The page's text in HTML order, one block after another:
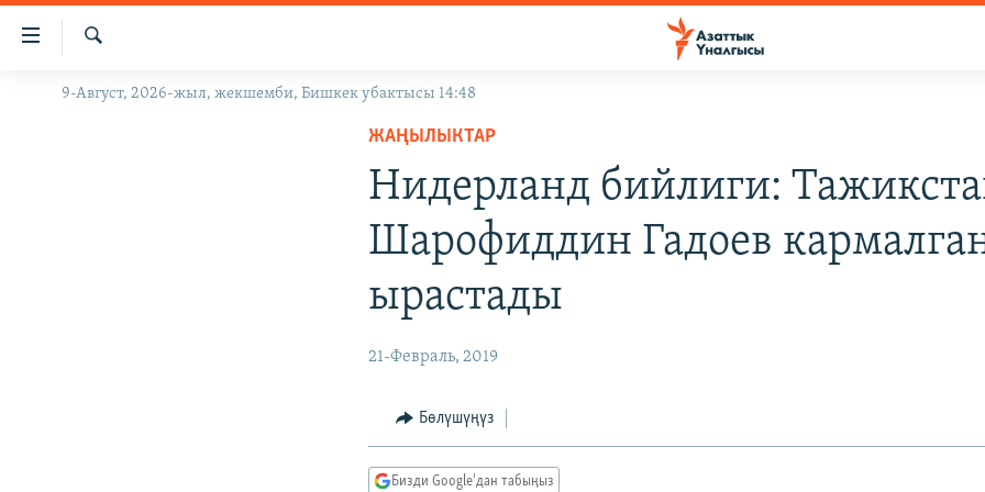
Линктер
Мазмунга
Навигацияга
ЖАҢЫЛЫКТАР
Издөө
9-Август, 2026-жыл, жекшемби, Бишкек убактысы 14:48
ЖАҢЫЛЫКТАР
Нидерланд бийлиги:
Шарофиддин Гадоев
ырастады
21-Февраль, 2019
Бөлүшүңүз
Бизди Google'дан табыңыз